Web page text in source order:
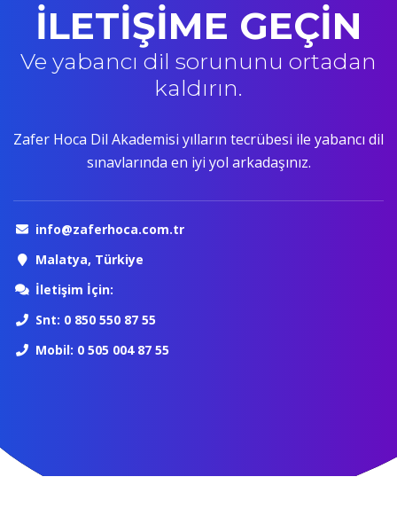
İLETİŞİME GEÇİN
Ve yabancı dil sorununu ortadan
kaldırın.
Zafer Hoca Dil Akademisi yılların tecrübesi ile yabancı dil
sınavlarında en iyi yol arkadaşınız.
info@zaferhoca.com.tr
Malatya, Türkiye
İletişim İçin:
Snt: 0 850 550 87 55
Mobil: 0 505 004 87 55